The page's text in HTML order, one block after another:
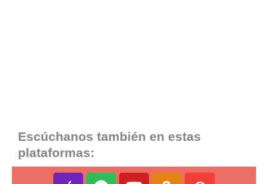
Escúchanos también en estas
plataformas:
A S Y A